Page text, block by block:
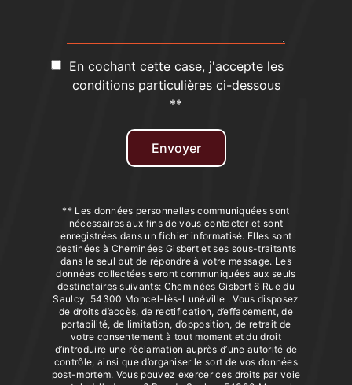
En cochant cette case, j'accepte les
conditions particulières ci-dessous
**
Envoyer
** Les données personnelles communiquées sont
nécessaires aux fins de vous contacter et sont
enregistrées dans un fichier informatisé. Elles sont
destinées à Cheminées Gisbert et ses sous-traitants
dans le seul but de répondre à votre message. Les
données collectées seront communiquées aux seuls
destinataires suivants: Cheminées Gisbert 6 Rue du
Saulcy, 54300 Moncel-lès-Lunéville . Vous disposez
de droits d’accès, de rectification, d’effacement, de
portabilité, de limitation, d’opposition, de retrait de
votre consentement à tout moment et du droit
d’introduire une réclamation auprès d’une autorité de
contrôle, ainsi que d’organiser le sort de vos données
post-mortem. Vous pouvez exercer ces droits par voie